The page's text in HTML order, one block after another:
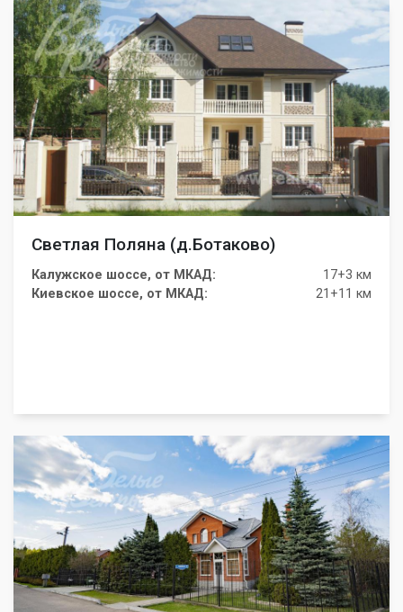
Светлая Поляна (д.Ботаково)
Калужское шоссе, от МКАД:
17+3 км
Киевское шоссе, от МКАД:
21+11 км